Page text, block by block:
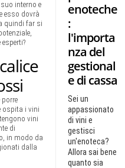
interno e
esso dovrà
quindi far si
ospita i vini
vini
di
in modo da
dalla
enoteche
:
l'importa
nza del
gestional
e di cassa
Sei un
appassionato
di vini e
gestisci
un'enoteca?
Allora sai bene
quanto sia